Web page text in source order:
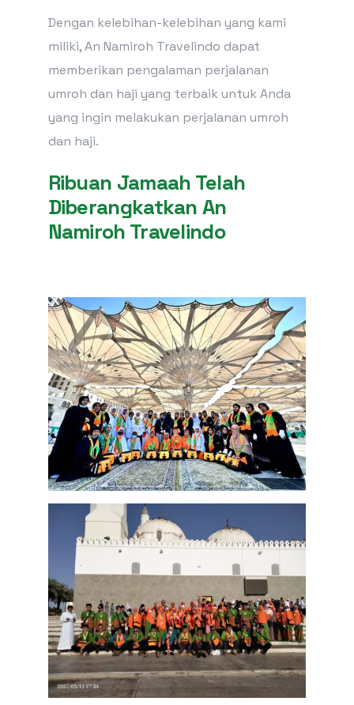
Dengan kelebihan-kelebihan yang kami
miliki, An Namiroh Travelindo dapat
memberikan pengalaman perjalanan
umroh dan haji yang terbaik untuk Anda
yang ingin melakukan perjalanan umroh
dan haji.
Ribuan Jamaah Telah
Diberangkatkan An
Namiroh Travelindo